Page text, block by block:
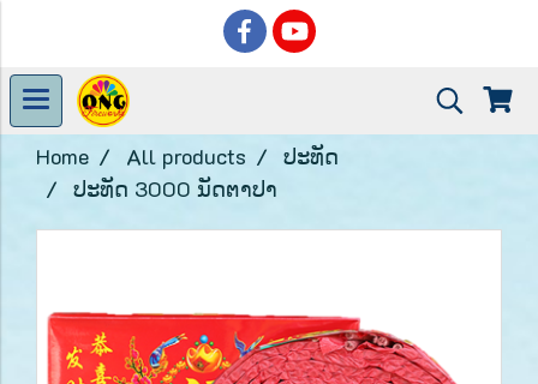
Home All products
ປະທັດ
ປະທັດ 3000 ນັດຕາປາ